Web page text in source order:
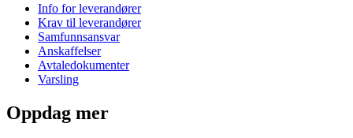
Info for leverandører
Krav til leverandører
Samfunnsansvar
Anskaffelser
Avtaledokumenter
Varsling
Oppdag mer